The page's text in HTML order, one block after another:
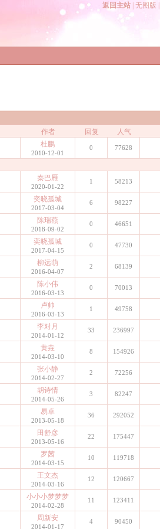
返回主站 无图版
作者 回复 人气
杜鹏
2010-12-01
0 77628
秦巴雁
2020-01-22
1 58213
奕晓孤城
2017-03-04
6 98227
陈瑞燕
2018-09-02
0 46651
奕晓孤城
2017-04-15
0 47730
柳远萌
2016-04-07
2 68139
陈小伟
2016-03-13
0 70013
卢帅
2016-03-13
1 49758
李对月
2014-01-12
33 236997
黄垚
2014-03-10
8 154926
张小静
2014-02-27
2 72256
胡诗情
2014-05-26
3 82247
易卓
2013-05-18
36 292052
田舒彦
2013-05-16
22 175447
罗茜
2014-03-15
10 119718
王文杰
2014-03-16
12 120667
小小小梦梦梦
2014-02-28
11 123411
周新安
2014-01-17
4 90450